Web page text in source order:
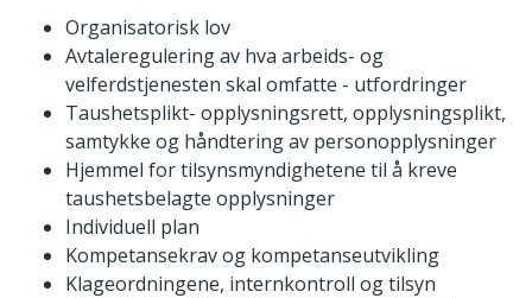
Organisatorisk lov
Avtaleregulering av hva arbeids- og
velferdstjenesten skal omfatte - utfordringer
Taushetsplikt- opplysningsrett, opplysningsplikt,
samtykke og håndtering av personopplysninger
Hjemmel for tilsynsmyndighetene til å kreve
taushetsbelagte opplysninger
Individuell plan
Kompetansekrav og kompetanseutvikling
Klageordningene, internkontroll og tilsyn